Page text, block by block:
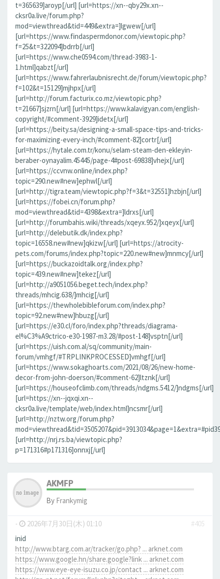
t=365639]aroyp[/url] [url=https://xn--qby29x.xn--
cksr0a.live/forum.php?
mod=viewthread&tid=449&extra=]lgwew[/url]
[url=https://www.findaspermdonor.com/viewtopic.php?
f=25&t=322094]bdrrb[/url]
[url=https://www.che0594.com/thread-3983-1-
1.html]qabzt[/url]
[url=https://www.fahrerlaubnisrecht.de/forum/viewtopic.php?
f=102&t=15129]mjhpx[/url]
[url=http://forum.facturix.co.mz/viewtopic.php?
t=21667]sjzrn[/url] [url=https://www.kalavigyan.com/english-
copyright/#comment-3929]idetx[/url]
[url=https://beity.sa/designing-a-small-space-tips-and-tricks-
for-maximizing-every-inch/#comment-82]cortr[/url]
[url=https://hytale.com.tr/konu/selam-steam-den-ekleyin-
beraber-oynayalim.45445/page-4#post-69838]vhejx[/url]
[url=https://ccvnw.online/index.php?
topic=290.new#new]ephwl[/url]
[url=http://tigra.team/viewtopic.php?f=3&t=32551]hzbjn[/url]
[url=https://fobei.cn/forum.php?
mod=viewthread&tid=4398&extra=]ldrxs[/url]
[url=http://forumbahis.wiki/threads/xqeyx.952/]xqeyx[/url]
[url=http://delebutik.dk/index.php?
topic=16558.new#new]qkizw[/url] [url=https://atrocity-
pets.com/forums/index.php?topic=220.new#new]mnmcy[/url]
[url=https://buckazoidtalk.org/index.php?
topic=439.new#new]tekez[/url]
[url=http://a9051056.beget.tech/index.php?
threads/mhcig.638/]mhcig[/url]
[url=https://thewholebibleforum.com/index.php?
topic=92.new#new]hbuzg[/url]
[url=https://e30.cl/foro/index.php?threads/diagrama-
el%C3%A9ctrico-e30-1987-m3.28/#post-148]vsptn[/url]
[url=https://uish.com.al/sq/community/main-
forum/vmhgf/#TRPLINKPROCESSED]vmhgf[/url]
[url=https://www.sokaghoarts.com/2021/08/26/new-home-
decor-from-john-doerson/#comment-62]ltznk[/url]
[url=https://houseofclimb.com/threads/ndgms.5412/]ndgms[/url]
[url=https://xn--jqxqi.xn--
cksr0a.live/template/web/index.html]ncsmr[/url]
[url=http://nztw.org/forum.php?
[url=http://nrj.rs.ba/viewtopic.php?
p=171316#p171316]onnxj[/url]
AKMFP
By Frankymig
- 2026年7月30日(木) 01:10
#405
inid
http://www.btarg.com.ar/tracker/go.php? ... arknet.com
https://www.google.hn/share.google?link ... arknet.com
https://www.eye-eye-isuzu.co.jp/contact ... arknet.com